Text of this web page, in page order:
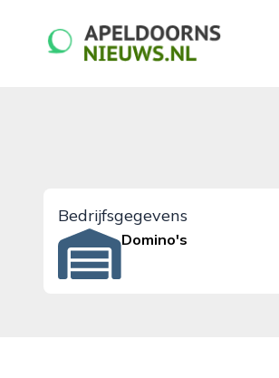
apeldoornsnieuws.nl
Bedrijfsgegevens
Domino's